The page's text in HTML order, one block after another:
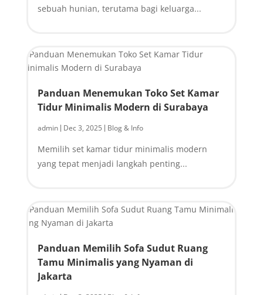
sebuah hunian, terutama bagi keluarga...
Panduan Menemukan Toko Set Kamar
Tidur Minimalis Modern di Surabaya
admin Dec 3, 2025 Blog & Info
Memilih set kamar tidur minimalis modern
yang tepat menjadi langkah penting...
Panduan Memilih Sofa Sudut Ruang
Tamu Minimalis yang Nyaman di
Jakarta